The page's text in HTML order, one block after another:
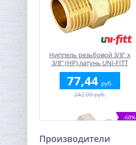
Ниппель резьбовой 3/8" x
3/8" (НР) латунь UNI-FITT
77,44 руб.
242,00 руб.
-68%
Производители